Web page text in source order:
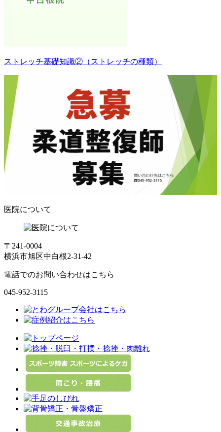
ストレッチ基礎知識②（ストレッチの種類）
医院について
〒241-0004
横浜市旭区中白根2-31-42
電話でのお問い合わせはこちら
045-952-3115